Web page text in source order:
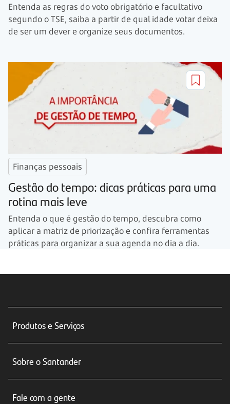
Entenda as regras do voto obrigatório e facultativo
segundo o TSE, saiba a partir de qual idade votar deixa
de ser um dever e organize seus documentos.
Finanças pessoais
Gestão do tempo: dicas práticas para uma
rotina mais leve
Entenda o que é gestão do tempo, descubra como
aplicar a matriz de priorização e confira ferramentas
práticas para organizar a sua agenda no dia a dia.
Produtos e Serviços
Seguros
Sobre o Santander
Fale com a gente